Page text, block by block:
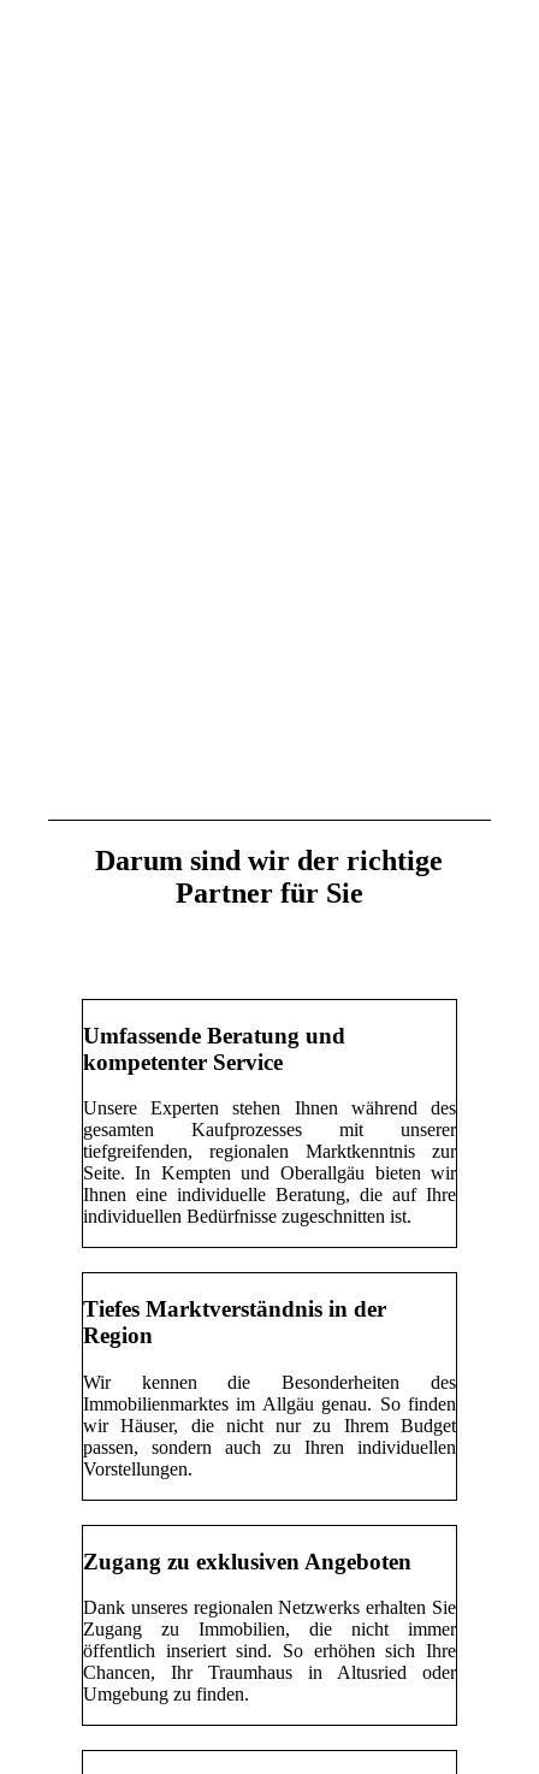
Darum sind wir der richtige
Partner für Sie
Umfassende Beratung und
kompetenter Service
Unsere Experten stehen Ihnen während des
gesamten Kaufprozesses mit unserer
tiefgreifenden, regionalen Marktkenntnis zur
Seite. In Kempten und Oberallgäu bieten wir
Ihnen eine individuelle Beratung, die auf Ihre
individuellen Bedürfnisse zugeschnitten ist.
Tiefes Marktverständnis in der
Region
Wir kennen die Besonderheiten des
Immobilienmarktes im Allgäu genau. So finden
wir Häuser, die nicht nur zu Ihrem Budget
passen, sondern auch zu Ihren individuellen
Vorstellungen.
Zugang zu exklusiven Angeboten
Dank unseres regionalen Netzwerks erhalten Sie
Zugang zu Immobilien, die nicht immer
öffentlich inseriert sind. So erhöhen sich Ihre
Chancen, Ihr Traumhaus in Altusried oder
Umgebung zu finden.